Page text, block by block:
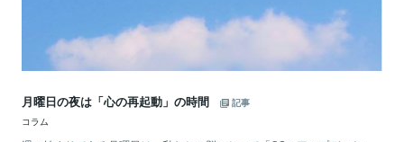
月曜日の夜は「心の再起動」の時間
記事
コラム